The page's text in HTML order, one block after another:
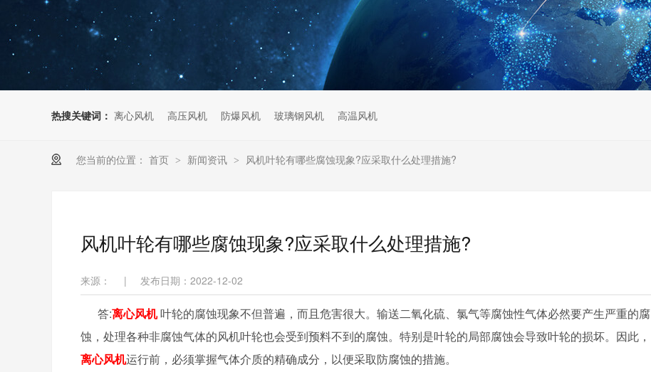
热搜关键词： 离心风机 高压风机 防爆风机 玻璃钢风机 高温风机
您当前的位置： 首页 > 新闻资讯 > 风机叶轮有哪些腐蚀现象?应采取什么处理措施?
风机叶轮有哪些腐蚀现象?应采取什么处理措施?
来源： | 发布日期：2022-12-02
答:离心风机叶轮的腐蚀现象不但普遍，而且危害很大。输送二氧化硫、氯气等腐蚀性气体必然要产生严重的腐
蚀，处理各种非腐蚀气体的风机叶轮也会受到预料不到的腐蚀。特别是叶轮的局部腐蚀会导致叶轮的损坏。因此，
离心风机运行前，必须掌握气体介质的精确成分，以便采取防腐蚀的措施。